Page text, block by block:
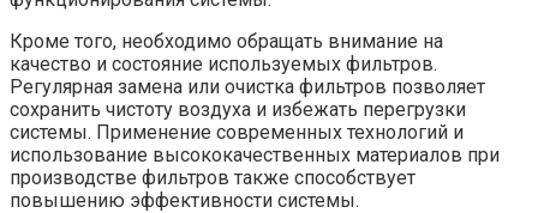
Кроме того, необходимо обращать внимание на
качество и состояние используемых фильтров.
Регулярная замена или очистка фильтров позволяет
сохранить чистоту воздуха и избежать перегрузки
системы. Применение современных технологий и
использование высококачественных материалов при
производстве фильтров также способствует
повышению эффективности системы.